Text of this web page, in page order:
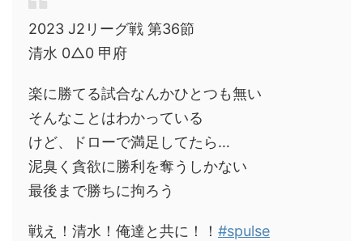
2023 J2リーグ戦 第36節
清水 0△0 甲府
楽に勝てる試合なんかひとつも無い
そんなことはわかっている
けど、ドローで満足してたら…
泥臭く貪欲に勝利を奪うしかない
最後まで勝ちに拘ろう
戦え！清水！俺達と共に！！ #spulse